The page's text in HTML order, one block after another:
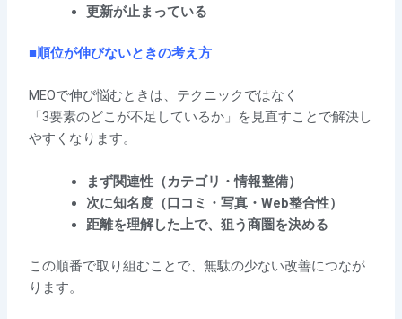
更新が止まっている
■順位が伸びないときの考え方
MEOで伸び悩むときは、テクニックではなく
「3要素のどこが不足しているか」を見直すことで解決し
やすくなります。
まず関連性（カテゴリ・情報整備）
次に知名度（口コミ・写真・Web整合性）
距離を理解した上で、狙う商圏を決める
この順番で取り組むことで、無駄の少ない改善につなが
ります。